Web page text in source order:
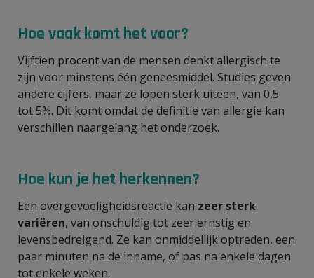
Hoe vaak komt het voor?
Vijftien procent van de mensen denkt allergisch te
zijn voor minstens één geneesmiddel. Studies geven
andere cijfers, maar ze lopen sterk uiteen, van 0,5
tot 5%. Dit komt omdat de definitie van allergie kan
verschillen naargelang het onderzoek.
Hoe kun je het herkennen?
Een overgevoeligheidsreactie kan zeer sterk
variëren, van onschuldig tot zeer ernstig en
levensbedreigend. Ze kan onmiddellijk optreden, een
paar minuten na de inname, of pas na enkele dagen
tot enkele weken.